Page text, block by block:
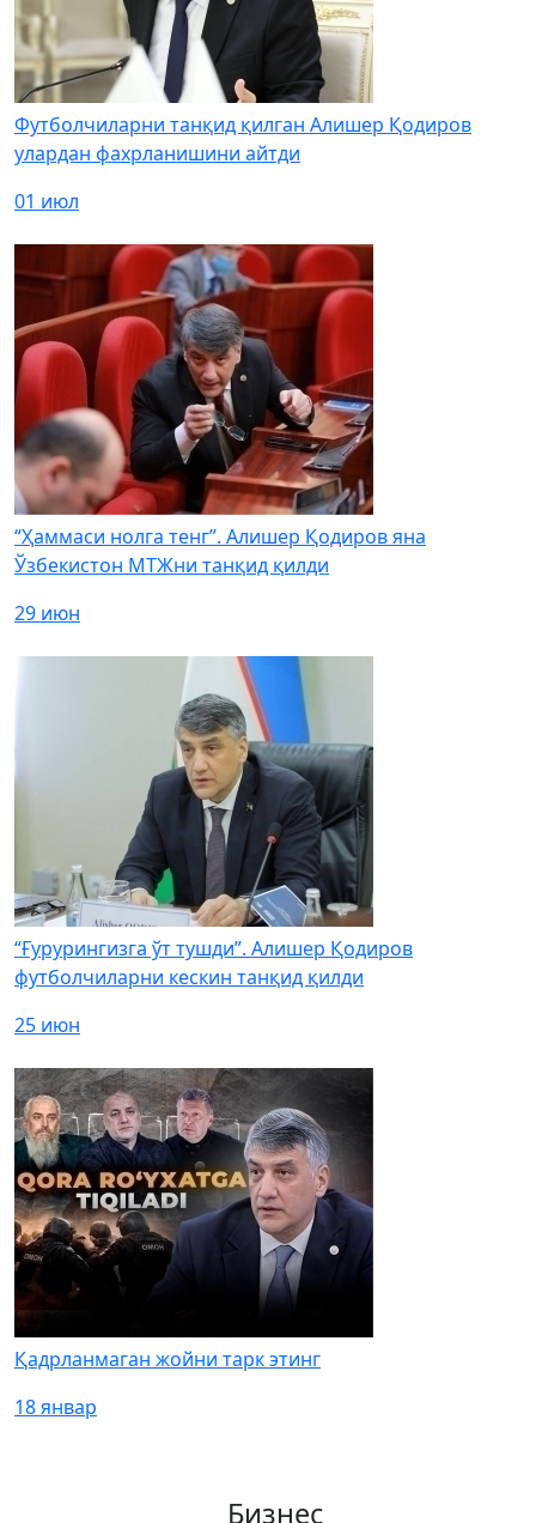
Футболчиларни танқид қилган Алишер Қодиров
улардан фахрланишини айтди
01 июл
“Ҳаммаси нолга тенг”. Алишер Қодиров яна
Ўзбекистон МТЖни танқид қилди
29 июн
“Ғурурингизга ўт тушди”. Алишер Қодиров
футболчиларни кескин танқид қилди
25 июн
Қадрланмаган жойни тарк этинг
18 январ
Бизнес